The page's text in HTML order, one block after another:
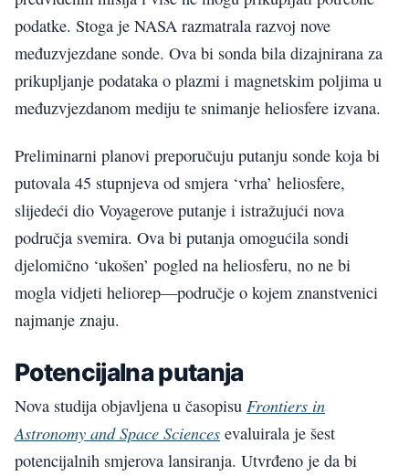
podatke. Stoga je NASA razmatrala razvoj nove
međuzvjezdane sonde. Ova bi sonda bila dizajnirana za
prikupljanje podataka o plazmi i magnetskim poljima u
međuzvjezdanom mediju te snimanje heliosfere izvana.
Preliminarni planovi preporučuju putanju sonde koja bi
putovala 45 stupnjeva od smjera ‘vrha’ heliosfere,
slijedeći dio Voyagerove putanje i istražujući nova
područja svemira. Ova bi putanja omogućila sondi
djelomično ‘ukošen’ pogled na heliosferu, no ne bi
mogla vidjeti heliorep—područje o kojem znanstvenici
najmanje znaju.
Potencijalna putanja
Nova studija objavljena u časopisu Frontiers in
Astronomy and Space Sciences evaluirala je šest
potencijalnih smjerova lansiranja. Utvrđeno je da bi